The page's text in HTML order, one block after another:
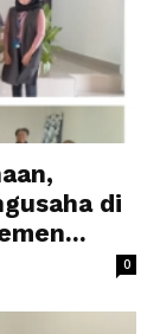
di
0